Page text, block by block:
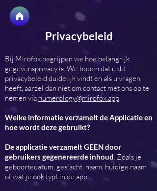
Privacybeleid
Bij Mirofox begrijpen we hoe belangrijk
gegevensprivacy is. We hopen dat u dit
privacybeleid duidelijk vindt en als u vragen
heeft, aarzel dan niet om contact met ons op te
nemen via numerology@mirofox.app.
Welke informatie verzamelt de Applicatie en
hoe wordt deze gebruikt?
De applicatie verzamelt GEEN door
gebruikers gegenereerde inhoud. Zoals je
geboortedatum, geslacht, naam, huidige naam
of wat je ook typt in de app.